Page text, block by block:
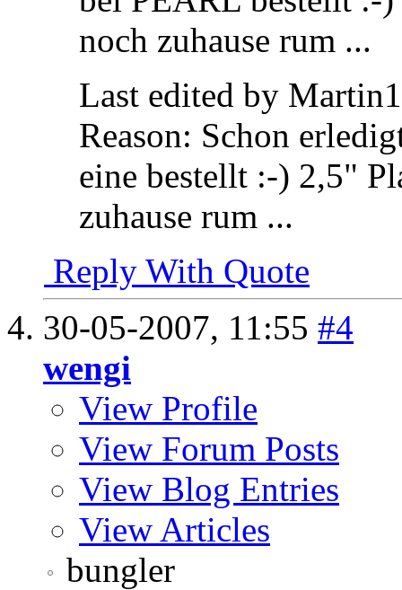
noch zuhause rum ...
Last edited by
Reason: Schon
eine bestellt :-) 2,5"
zuhause rum ...
Reply With Quote
30-05-2007, 11:55 #4
wengi
View Profile
View Forum Posts
View Blog Entries
View Articles
bungler